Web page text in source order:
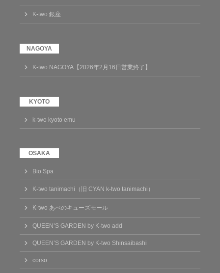
K-two 銀座
K-two NAGOYA【2026年2月16日営業終了】
k-two kyoto emu
Bio Spa
K-two tanimachi（旧 CYAN k-two tanimachi）
K-two あべのキューズモール
QUEEN’S GARDEN by K-two add
QUEEN’S GARDEN by K-two Shinsaibashi
corso